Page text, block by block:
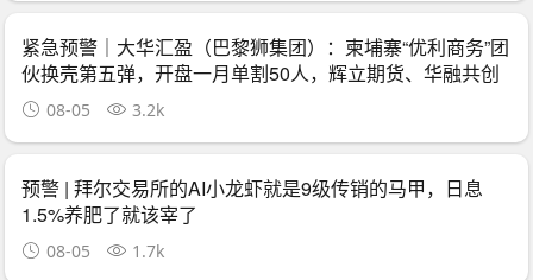
紧急预警｜大华汇盈（巴黎狮集团）：柬埔寨“优利商务”团
伙换壳第五弹，开盘一月单割50人，辉立期货、华融共创
怎么崩的它就怎么崩
08-05 3.2k
预警 | 拜尔交易所的AI小龙虾就是9级传销的马甲，日息
1.5%养肥了就该宰了
08-05 1.7k